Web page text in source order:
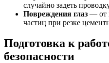
случайно задеть
Повреждения глаз — от
частиц при резке
Подготовка к
безопасности